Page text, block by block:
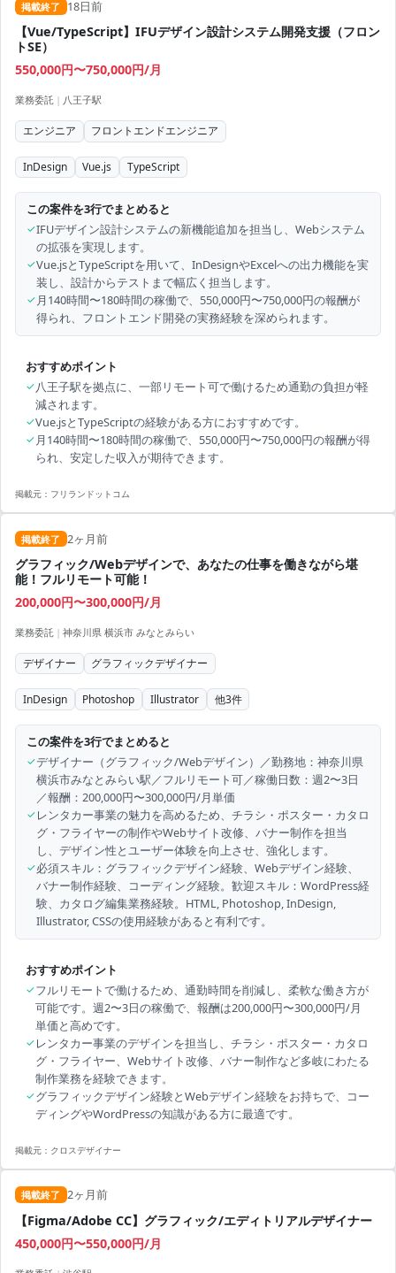
掲載終了 18日前
【Vue/TypeScript】IFUデザイン設計システム開発支援（フロン
トSE）
550,000円〜750,000円/月
業務委託 | 八王子駅
エンジニア フロントエンドエンジニア
InDesign Vue.js TypeScript
この案件を3行でまとめると
✓IFUデザイン設計システムの新機能追加を担当し、Webシステム
の拡張を実現します。
✓Vue.jsとTypeScriptを用いて、InDesignやExcelへの出力機能を実
装し、設計からテストまで幅広く担当します。
✓月140時間〜180時間の稼働で、550,000円〜750,000円の報酬が
得られ、フロントエンド開発の実務経験を深められます。
おすすめポイント
✓八王子駅を拠点に、一部リモート可で働けるため通勤の負担が軽
減されます。
✓Vue.jsとTypeScriptの経験がある方におすすめです。
✓月140時間〜180時間の稼働で、550,000円〜750,000円の報酬が得
られ、安定した収入が期待できます。
掲載元： フリランドットコム
掲載終了 2ヶ月前
グラフィック/Webデザインで、あなたの仕事を働きながら堪
能！フルリモート可能！
200,000円〜300,000円/月
業務委託 | 神奈川県 横浜市 みなとみらい
デザイナー グラフィックデザイナー
InDesign Photoshop Illustrator 他3件
この案件を3行でまとめると
✓デザイナー（グラフィック/Webデザイン）／勤務地：神奈川県
横浜市みなとみらい駅／フルリモート可／稼働日数：週2〜3日
／報酬：200,000円〜300,000円/月単価
✓レンタカー事業の魅力を高めるため、チラシ・ポスター・カタロ
グ・フライヤーの制作やWebサイト改修、バナー制作を担当
し、デザイン性とユーザー体験を向上させ、強化します。
✓必須スキル：グラフィックデザイン経験、Webデザイン経験、
バナー制作経験、コーディング経験。歓迎スキル：WordPress経
験、カタログ編集業務経験。HTML, Photoshop, InDesign,
Illustrator, CSSの使用経験があると有利です。
おすすめポイント
✓フルリモートで働けるため、通勤時間を削減し、柔軟な働き方が
可能です。週2〜3日の稼働で、報酬は200,000円〜300,000円/月
単価と高めです。
✓レンタカー事業のデザインを担当し、チラシ・ポスター・カタロ
グ・フライヤー、Webサイト改修、バナー制作など多岐にわたる
制作業務を経験できます。
✓グラフィックデザイン経験とWebデザイン経験をお持ちで、コー
ディングやWordPressの知識がある方に最適です。
掲載元： クロスデザイナー
掲載終了 2ヶ月前
【Figma/Adobe CC】グラフィック/エディトリアルデザイナー
450,000円〜550,000円/月